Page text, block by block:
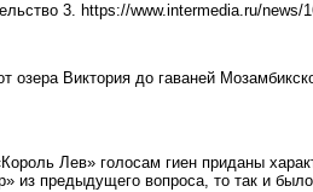
3. https://www.intermedia.ru/news/
Виктория до гаваней
Лев» голосам гиен приданы
из предыдущего вопроса, то так и